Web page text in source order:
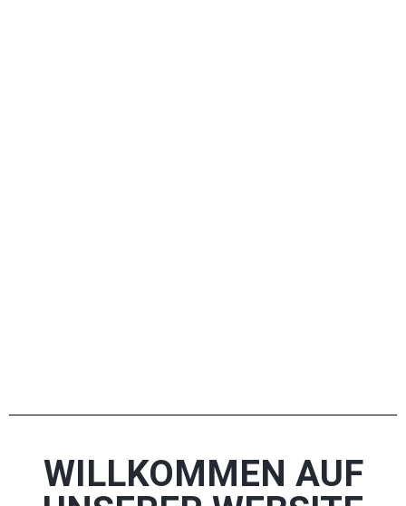
WILLKOMMEN AUF